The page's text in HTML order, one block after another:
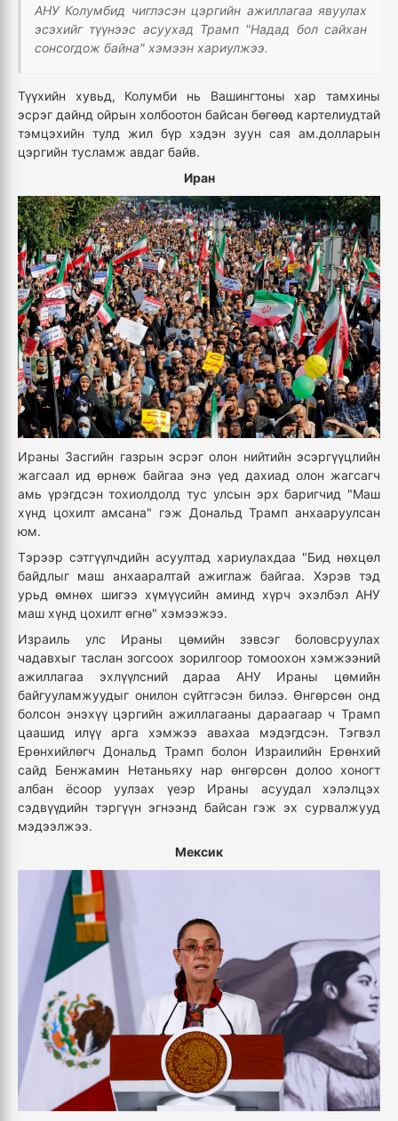
АНУ Колумбид чиглэсэн цэргийн ажиллагаа явуулах
эсэхийг түүнээс асуухад Трамп "Надад бол сайхан
сонсогдож байна" хэмээн хариулжээ.
Түүхийн хувьд, Колумби нь Вашингтоны хар тамхины
эсрэг дайнд ойрын холбоотон байсан бөгөөд картелиудтай
тэмцэхийн тулд жил бүр хэдэн зуун сая ам.долларын
цэргийн тусламж авдаг байв.
Иран
Ираны Засгийн газрын эсрэг олон нийтийн эсэргүүцлийн
жагсаал ид өрнөж байгаа энэ үед дахиад олон жагсагч
амь үрэгдсэн тохиолдолд тус улсын эрх баригчид "Маш
хүнд цохилт амсана" гэж Дональд Трамп анхааруулсан
юм.
Тэрээр сэтгүүлчдийн асуултад хариулахдаа "Бид нөхцөл
байдлыг маш анхааралтай ажиглаж байгаа. Хэрэв тэд
урьд өмнөх шигээ хүмүүсийн аминд хүрч эхэлбэл АНУ
маш хүнд цохилт өгнө" хэмээжээ.
Израиль улс Ираны цөмийн зэвсэг боловсруулах
чадавхыг таслан зогсоох зорилгоор томоохон хэмжээний
ажиллагаа эхлүүлсний дараа АНУ Ираны цөмийн
байгууламжуудыг онилон сүйтгэсэн билээ. Өнгөрсөн онд
болсон энэхүү цэргийн ажиллагааны дараагаар ч Трамп
цаашид илүү арга хэмжээ авахаа мэдэгдсэн. Тэгвэл
Ерөнхийлөгч Дональд Трамп болон Израилийн Ерөнхий
сайд Бенжамин Нетаньяху нар өнгөрсөн долоо хоногт
албан ёсоор уулзах үеэр Ираны асуудал хэлэлцэх
сэдвүүдийн тэргүүн эгнээнд байсан гэж эх сурвалжууд
мэдээлжээ.
Мексик